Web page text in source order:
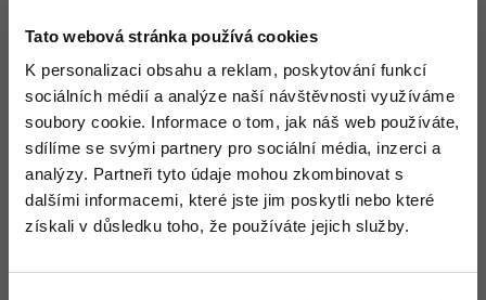
Tato webová stránka používá cookies
K personalizaci obsahu a reklam, poskytování funkcí
sociálních médií a analýze naší návštěvnosti využíváme
soubory cookie. Informace o tom, jak náš web používáte,
sdílíme se svými partnery pro sociální média, inzerci a
analýzy. Partneři tyto údaje mohou zkombinovat s
dalšími informacemi, které jste jim poskytli nebo které
získali v důsledku toho, že používáte jejich služby.
Fórum
Kurzy e-commerce
Testování softwaru
Datová analýza
Digitální gramotnost
Kurzy designu
HTML/CSS -80%
Photoshop
Příběhy absolventů
Blog
Pokud máte nějaké příkazy (fce), které nevíte jak použít či nevíte
Nahoru Odpovědět